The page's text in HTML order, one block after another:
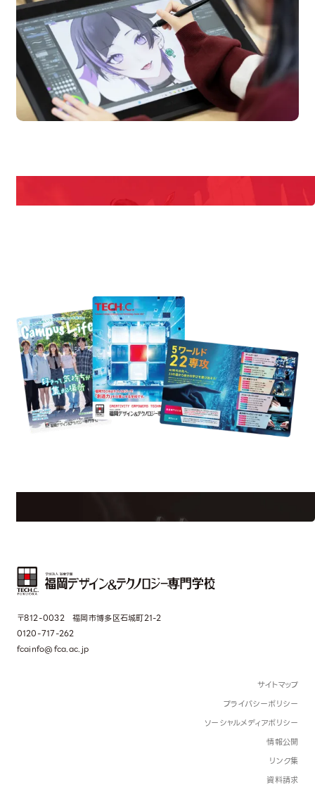
Campus Open
Information
〒812-0032 福岡市博多区石城町21-2
0120-717-262
fcainfo@fca.ac.jp
サイトマップ
プライバシーポリシー
ソーシャルメディアポリシー
情報公開
リンク集
資料請求